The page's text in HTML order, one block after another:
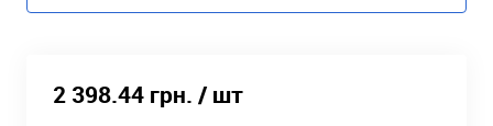
2 398.44 грн. / шт